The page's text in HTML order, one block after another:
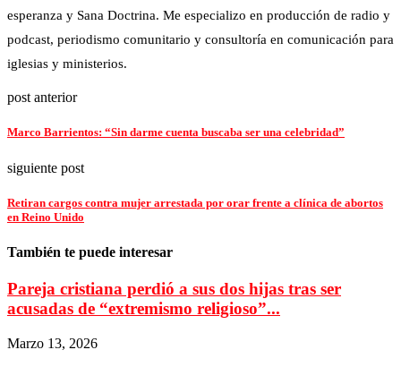
esperanza y Sana Doctrina. Me especializo en producción de radio y
podcast, periodismo comunitario y consultoría en comunicación para
iglesias y ministerios.
post anterior
Marco Barrientos: “Sin darme cuenta buscaba ser una celebridad”
siguiente post
Retiran cargos contra mujer arrestada por orar frente a clínica de abortos
en Reino Unido
También te puede interesar
Pareja cristiana perdió a sus dos hijas tras ser
acusadas de “extremismo religioso”...
Marzo 13, 2026